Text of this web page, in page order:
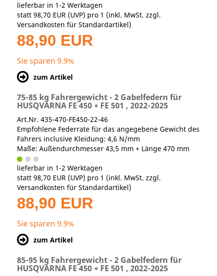
lieferbar in 1-2 Werktagen
statt 98,70 EUR (UVP) pro 1 (inkl. MwSt. zzgl.
Versandkosten für Standardartikel)
88,90 EUR
Sie sparen 9.9%
zum Artikel
75-85 kg Fahrergewicht - 2 Gabelfedern für
HUSQVARNA FE 450 + FE 501 , 2022-2025
Art.Nr. 435-470-FE450-22-46
Empfohlene Federrate für das angegebene Gewicht des
Fahrers inclusive Kleidung: 4,6 N/mm
Maße: Außendurchmesser 43,5 mm + Länge 470 mm
lieferbar in 1-2 Werktagen
statt 98,70 EUR (UVP) pro 1 (inkl. MwSt. zzgl.
Versandkosten für Standardartikel)
88,90 EUR
Sie sparen 9.9%
zum Artikel
85-95 kg Fahrergewicht - 2 Gabelfedern für
HUSQVARNA FE 450 + FE 501 , 2022-2025